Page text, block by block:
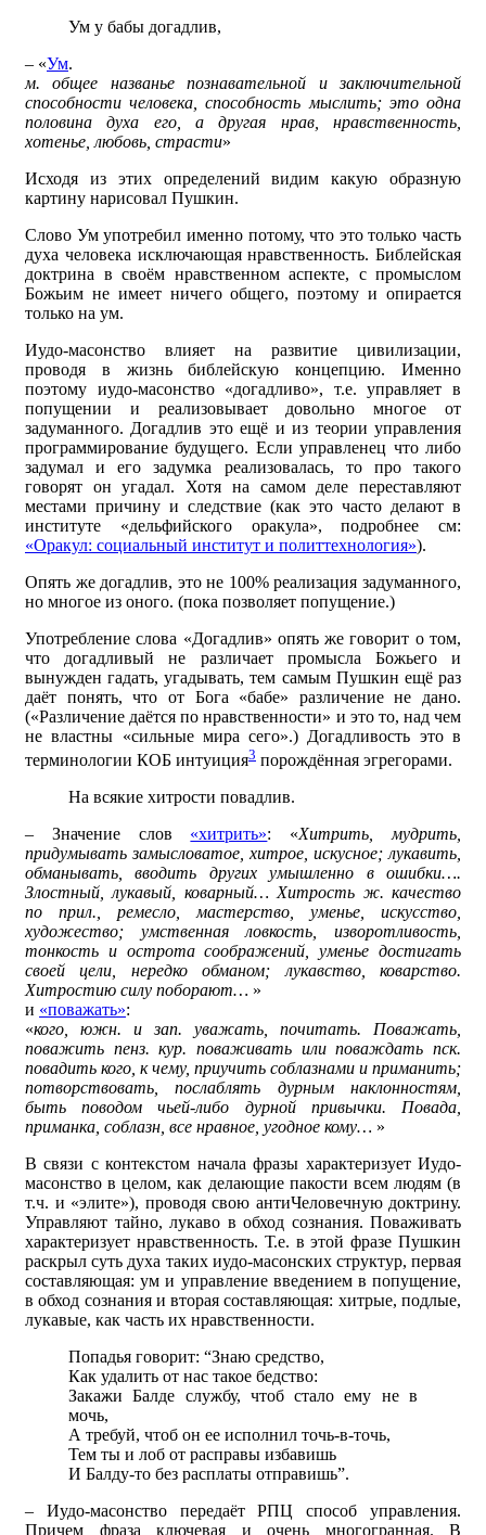
Ум у бабы догадлив,
– «Ум.
м. общее названье познавательной и заключительной
способности человека, способность мыслить; это одна
половина духа его, а другая нрав, нравственность,
хотенье, любовь, страсти»
Исходя из этих определений видим какую образную
картину нарисовал Пушкин.
Слово Ум употребил именно потому, что это только часть
духа человека исключающая нравственность. Библейская
доктрина в своём нравственном аспекте, с промыслом
Божьим не имеет ничего общего, поэтому и опирается
только на ум.
Иудо-масонство влияет на развитие цивилизации,
проводя в жизнь библейскую концепцию. Именно
поэтому иудо-масонство «догадливо», т.е. управляет в
попущении и реализовывает довольно многое от
задуманного. Догадлив это ещё и из теории управления
программирование будущего. Если управленец что либо
задумал и его задумка реализовалась, то про такого
говорят он угадал. Хотя на самом деле переставляют
местами причину и следствие (как это часто делают в
институте «дельфийского оракула», подробнее см:
«Оракул: социальный институт и политтехнология»).
Опять же догадлив, это не 100% реализация задуманного,
но многое из оного. (пока позволяет попущение.)
Употребление слова «Догадлив» опять же говорит о том,
что догадливый не различает промысла Божьего и
вынужден гадать, угадывать, тем самым Пушкин ещё раз
даёт понять, что от Бога «бабе» различение не дано.
(«Различение даётся по нравственности» и это то, над чем
не властны «сильные мира сего».) Догадливость это в
терминологии КОБ интуиция3 порождённая эгрегорами.
На всякие хитрости повадлив.
– Значение слов «хитрить»: «Хитрить, мудрить,
придумывать замысловатое, хитрое, искусное; лукавить,
обманывать, вводить других умышленно в ошибки….
Злостный, лукавый, коварный… Хитрость ж. качество
по прил., ремесло, мастерство, уменье, искусство,
художество; умственная ловкость, изворотливость,
тонкость и острота соображений, уменье достигать
своей цели, нередко обманом; лукавство, коварство.
Хитростию силу поборают… »
и «поважать»:
«кого, южн. и зап. уважать, почитать. Поважать,
поважить пенз. кур. поваживать или поваждать пск.
повадить кого, к чему, приучить соблазнами и приманить;
потворствовать, послаблять дурным наклонностям,
быть поводом чьей-либо дурной привычки. Повада,
приманка, соблазн, все нравное, угодное кому… »
В связи с контекстом начала фразы характеризует Иудо-
масонство в целом, как делающие пакости всем людям (в
т.ч. и «элите»), проводя свою антиЧеловечную доктрину.
Управляют тайно, лукаво в обход сознания. Поваживать
характеризует нравственность. Т.е. в этой фразе Пушкин
раскрыл суть духа таких иудо-масонских структур, первая
составляющая: ум и управление введением в попущение,
в обход сознания и вторая составляющая: хитрые, подлые,
лукавые, как часть их нравственности.
Попадья говорит: “Знаю средство,
Как удалить от нас такое бедство:
Закажи Балде службу, чтоб стало ему не в
мочь,
А требуй, чтоб он ее исполнил точь-в-точь,
Тем ты и лоб от расправы избавишь
И Балду-то без расплаты отправишь”.
– Иудо-масонство передаёт РПЦ способ управления.
Причем фраза ключевая и очень многогранная. В